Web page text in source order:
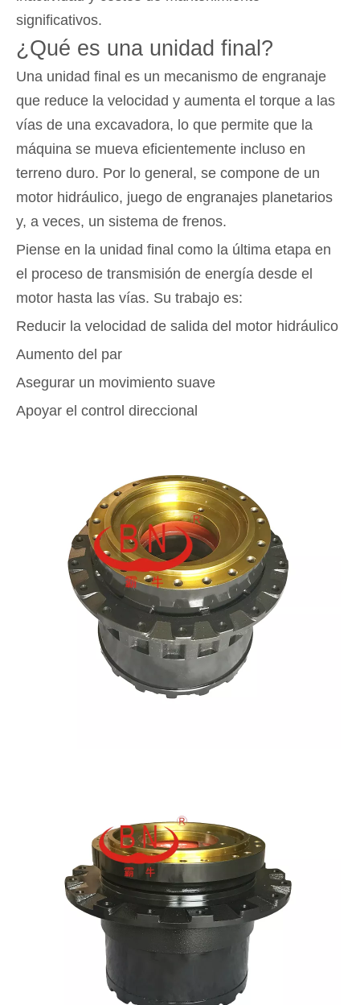
significativos.
¿Qué es una unidad final?
Una unidad final es un mecanismo de engranaje
que reduce la velocidad y aumenta el torque a las
vías de una excavadora, lo que permite que la
máquina se mueva eficientemente incluso en
terreno duro. Por lo general, se compone de un
motor hidráulico, juego de engranajes planetarios
y, a veces, un sistema de frenos.
Piense en la unidad final como la última etapa en
el proceso de transmisión de energía desde el
motor hasta las vías. Su trabajo es:
Reducir la velocidad de salida del motor hidráulico
Aumento del par
Asegurar un movimiento suave
Apoyar el control direccional